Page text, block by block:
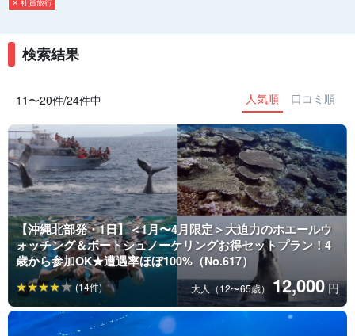
検索結果
11〜20件/24件中 人気順 口コミ順
【沖縄北部発・1日】＜1月〜4月限定＞大迫力のホエールウ
ォッチング＆ボートシュノーケリングお得セットプラン！4
歳から参加OK★遭遇率ほぼ100%（No.617）
大人（12〜65歳） 12,000 円
(14件)